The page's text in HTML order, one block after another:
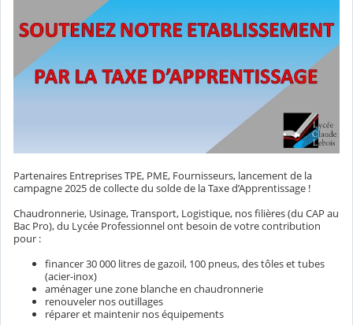
Partenaires Entreprises TPE, PME, Fournisseurs, lancement de la
campagne 2025 de collecte du solde de la Taxe d’Apprentissage !
Chaudronnerie, Usinage, Transport, Logistique, nos filières (du CAP au
Bac Pro), du Lycée Professionnel ont besoin de votre contribution
pour :
financer 30 000 litres de gazoil, 100 pneus, des tôles et tubes
(acier-inox)
aménager une zone blanche en chaudronnerie
renouveler nos outillages
réparer et maintenir nos équipements